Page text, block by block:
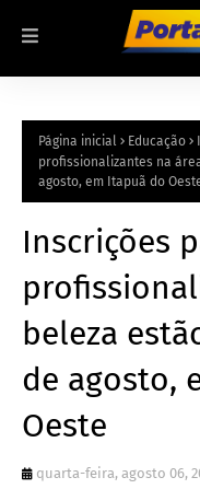
Página inicial Educação
profissionalizantes na
agosto, em Itapuã do
Inscrições
beleza
de agosto,
Oeste
quarta-feira, agosto 06,